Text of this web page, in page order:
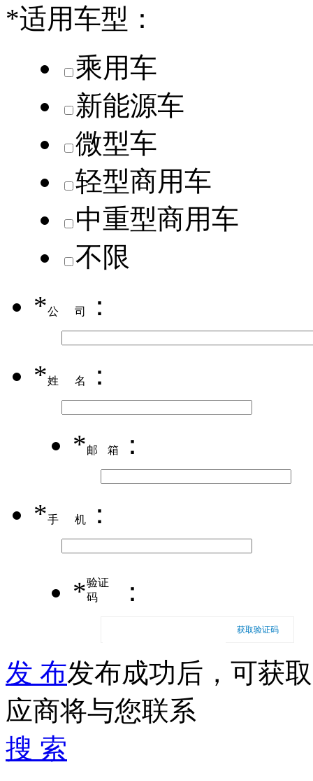
*适用车型：
乘用车
新能源车
微型车
轻型商用车
中重型商用车
不限
*公司 ：
*姓名 ：
*邮箱 ：
*手机 ：
*验证
码
：
获取验证码
发 布发布成功后，可获
应商将与您联系
搜 索